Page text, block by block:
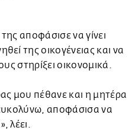
αποφάσισε να γίνει
της οικογένειας και να
στηρίξει οικονομικά.
μου πέθανε και η μητέρα
αποφάσισα να
λέει.